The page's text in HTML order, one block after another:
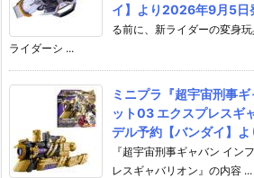
イ】より2026年9月5
る前に、新ライダーの変身
ライダーシ ...
ミニプラ『超宇宙刑事
ット03 エクスプレスギ
デル予約【バンダイ】
『超宇宙刑事ギャバン イン
レスギャバリオン』の内容 ...